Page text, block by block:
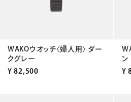
WAKOウオッチ〈婦人用〉 ダー
クグレー
¥ 82,500
ン
¥